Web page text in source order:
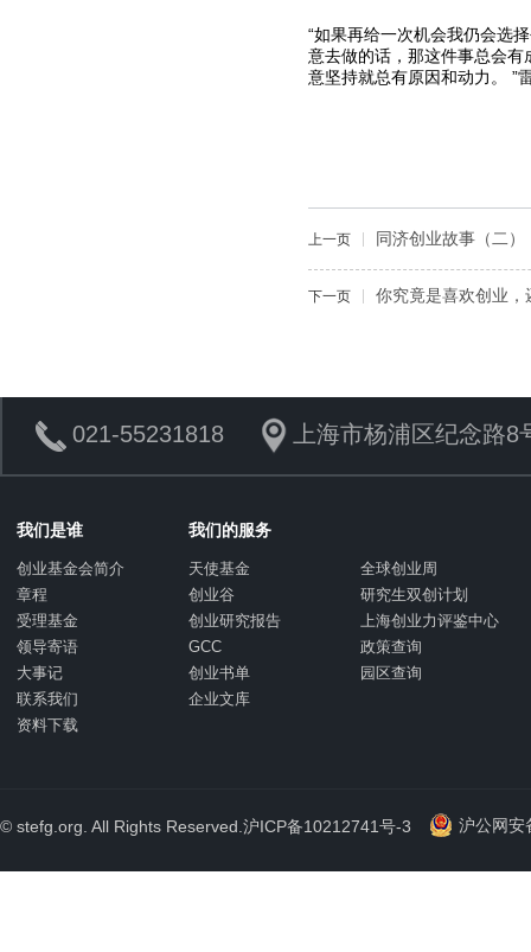
“如果再给一次机会我仍会选
意去做的话，那这件事总会
意坚持就总有原因和动力。 ”
上一页 同济创业故事（二）
下一页 你究竟是喜欢创业
021-55231818 上海市杨浦区纪念路
我们是谁
创业基金会简介
章程
受理基金
领导寄语
大事记
联系我们
资料下载
我们的服务
天使基金
全球创业周
创业谷
研究生双创计划
创业研究报告
上海创业力评鉴中心
GCC
政策查询
创业书单
园区查询
企业文库
© stefg.org. All Rights Reserved. 沪ICP备10212741号-3 沪公网安